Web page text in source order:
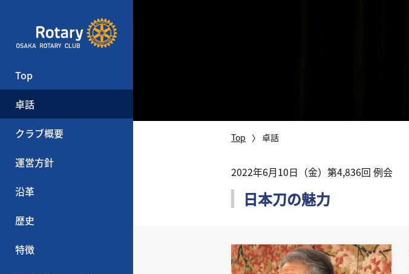
Top
卓話
クラブ概要
運営方針
沿革
歴史
特徴
Top 卓話
2022年6月10日（金）第4,836回 例会
日本刀の魅力